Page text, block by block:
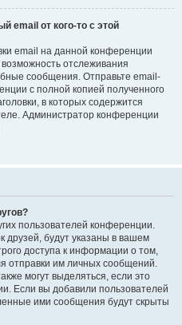
email от кого-то с этой
email на данной конференции
отслеживания
сообщения. Отправьте email-
с полной копией полученного
в которых содержится
Администратор конференции
пользователей конференции.
друзей, будут указаны в вашем
доступа к информации о том,
отправки им личных сообщений.
могут выделяться, если это
Если вы добавили пользователей
ими сообщения будут скрыты